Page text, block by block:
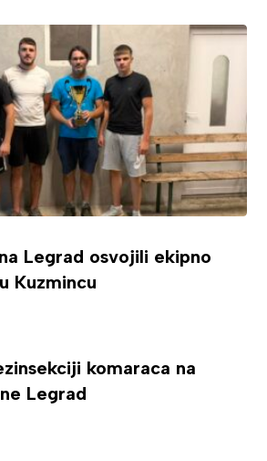
Legrad osvojili ekipno
Kuzmincu
komaraca na
Legrad